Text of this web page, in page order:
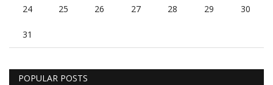
24 25 26 27 28 29 30
31
POPULAR POSTS